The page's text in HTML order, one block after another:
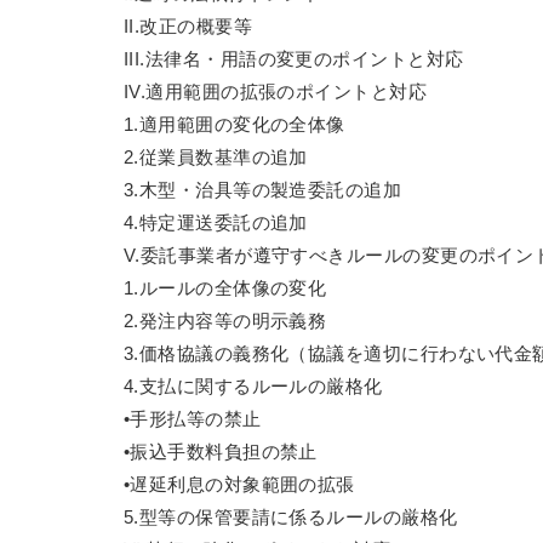
II.改正の概要等
III.法律名・用語の変更のポイントと対応
IV.適用範囲の拡張のポイントと対応
1.適用範囲の変化の全体像
2.従業員数基準の追加
3.木型・治具等の製造委託の追加
4.特定運送委託の追加
V.委託事業者が遵守すべきルールの変更のポイン
1.ルールの全体像の変化
2.発注内容等の明示義務
3.価格協議の義務化（協議を適切に行わない代金
4.支払に関するルールの厳格化
•手形払等の禁止
•振込手数料負担の禁止
•遅延利息の対象範囲の拡張
5.型等の保管要請に係るルールの厳格化